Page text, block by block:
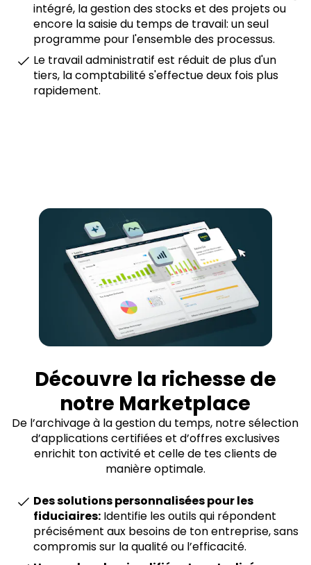
intégré, la gestion des stocks et des projets ou
encore la saisie du temps de travail: un seul
programme pour l'ensemble des processus.
Le travail administratif est réduit de plus d'un
tiers, la comptabilité s'effectue deux fois plus
rapidement.
Découvre la richesse de
notre Marketplace
De l’archivage à la gestion du temps, notre sélection
d’applications certifiées et d’offres exclusives
enrichit ton activité et celle de tes clients de
manière optimale.
Des solutions personnalisées pour les
fiduciaires: Identifie les outils qui répondent
précisément aux besoins de ton entreprise, sans
compromis sur la qualité ou l’efficacité.